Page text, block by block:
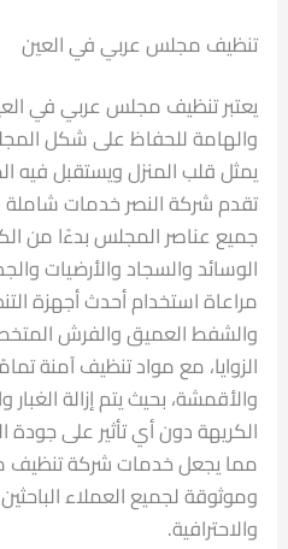
تنظيف مجلس عربي في العين
يعتبر تنظيف مجلس عربي في
والهامة للحفاظ على شكل
يمثل قلب المنزل ويستقبل فيه
تقدم شركة النصر خدمات
جميع عناصر المجلس بدءًا من
الوسائد والسجاد والأرضيات
مراعاة استخدام أحدث أجهزة
والشفط العميق والفرش
الزوايا، مع مواد تنظيف آمنة
والأقمشة، بحيث يتم إزالة الغبار
الكريهة دون أي تأثير على جودة
مما يجعل خدمات شركة تنظيف
وموثوقة لجميع العملاء
والاحترافية.